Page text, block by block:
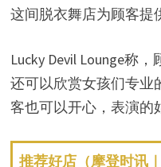
这间脱衣舞店为顾客提
Lucky Devil Lounge称
还可以欣赏女孩们专业
客也可以开心，表演的
推荐好店（摩登时讯